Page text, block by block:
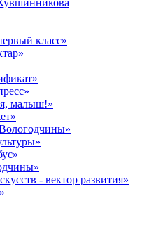
класс»
малыш!»
- вектор развития»